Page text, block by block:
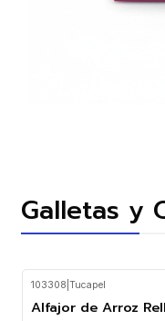
Galletas y
103308 Tucapel
Alfajor de Arroz